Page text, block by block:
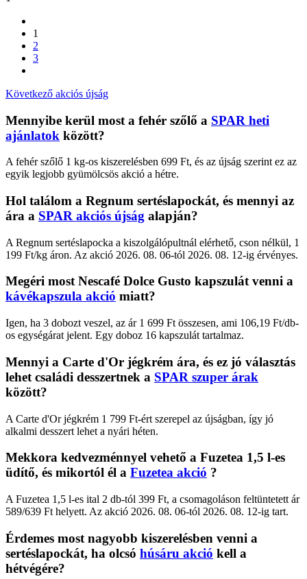
1
2
3
Következő akciós újság
Mennyibe kerül most a fehér szőlő a SPAR heti
ajánlatok között?
A fehér szőlő 1 kg-os kiszerelésben 699 Ft, és az újság szerint ez az
egyik legjobb gyümölcsös akció a hétre.
Hol találom a Regnum sertéslapockát, és mennyi az
ára a SPAR akciós újság alapján?
A Regnum sertéslapocka a kiszolgálópultnál elérhető, cson nélkül, 1
199 Ft/kg áron. Az akció 2026. 08. 06-tól 2026. 08. 12-ig érvényes.
Megéri most Nescafé Dolce Gusto kapszulát venni a
kávékapszula akció miatt?
Igen, ha 3 dobozt veszel, az ár 1 699 Ft összesen, ami 106,19 Ft/db-
os egységárat jelent. Egy doboz 16 kapszulát tartalmaz.
Mennyi a Carte d'Or jégkrém ára, és ez jó választás
lehet családi desszertnek a SPAR szuper árak
között?
A Carte d'Or jégkrém 1 799 Ft-ért szerepel az újságban, így jó
alkalmi desszert lehet a nyári héten.
Mekkora kedvezménnyel vehető a Fuzetea 1,5 l-es
üdítő, és mikortól él a Fuzetea akció ?
A Fuzetea 1,5 l-es ital 2 db-tól 399 Ft, a csomagoláson feltüntetett ár
589/639 Ft helyett. Az akció 2026. 08. 06-tól 2026. 08. 12-ig tart.
Érdemes most nagyobb kiszerelésben venni a
sertéslapockát, ha olcsó húsáru akció kell a
hétvégére?